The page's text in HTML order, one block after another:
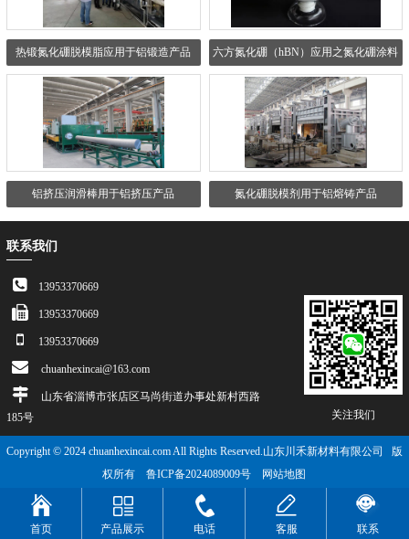
热锻氮化硼脱模脂应用于铝锻造产品 六方氮化硼（hBN）应用之氮化硼涂料
铝挤压润滑棒用于铝挤压产品 氮化硼脱模剂用于铝熔铸产品
关注我们
联系我们
13953370669
13953370669
13953370669
chuanhexincai@163.com
山东省淄博市张店区马尚街道办事处新村西路
185号
Copyright © 2024 chuanhexincai.com All Rights Reserved.山东川禾新材料有限公司 版
权所有鲁ICP备2024089009号 网站地图
首页 产品展示 电话 客服 联系